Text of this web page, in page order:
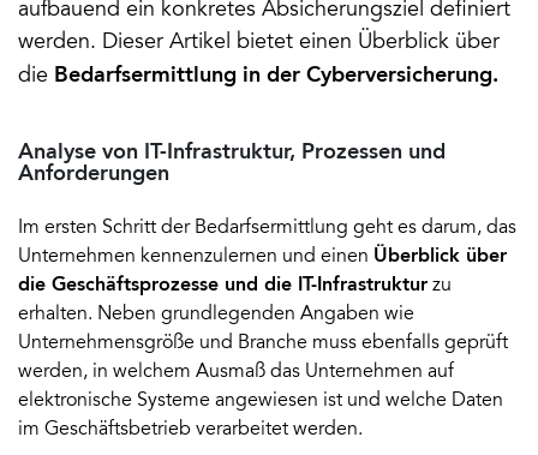
aufbauend ein konkretes Absicherungsziel definiert
werden. Dieser Artikel bietet einen Überblick über
die Bedarfsermittlung in der Cyberversicherung.
Analyse von IT-Infrastruktur, Prozessen und
Anforderungen
Im ersten Schritt der Bedarfsermittlung geht es darum, das
Unternehmen kennenzulernen und einen Überblick über
die Geschäftsprozesse und die IT-Infrastruktur zu
erhalten. Neben grundlegenden Angaben wie
Unternehmensgröße und Branche muss ebenfalls geprüft
werden, in welchem Ausmaß das Unternehmen auf
elektronische Systeme angewiesen ist und welche Daten
im Geschäftsbetrieb verarbeitet werden.